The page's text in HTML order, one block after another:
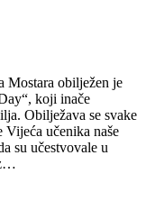
Mostara obilježen je
koji inače
Obilježava se svake
Vijeća učenika naše
su učestvovale u